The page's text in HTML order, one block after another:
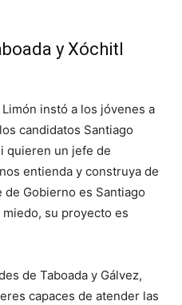
y Xóchitl
instó a los jóvenes a
candidatos Santiago
quieren un jefe de
entienda y construya de
Gobierno es Santiago
su proyecto es
de Taboada y Gálvez,
capaces de atender las